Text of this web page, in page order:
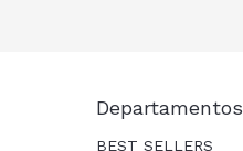
Departamentos
BEST SELLERS